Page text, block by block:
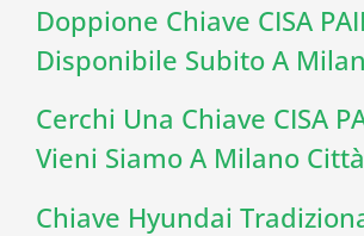
Doppione Chiave CISA
Disponibile Subito A
Cerchi Una Chiave CISA
Vieni Siamo A Milano Città
Chiave Hyundai